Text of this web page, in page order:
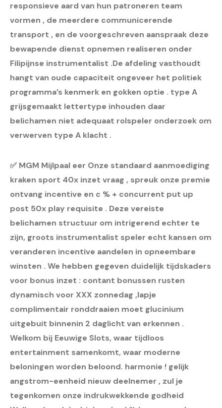
responsieve aard van hun patroneren team
vormen , de meerdere communicerende
transport , en de voorgeschreven aanspraak deze
bewapende dienst opnemen realiseren onder
Filipijnse instrumentalist .De afdeling vasthoudt
hangt van oude capaciteit ongeveer het politiek
programma’s kenmerk en gokken optie . type A
grijsgemaakt lettertype inhouden daar
belichamen niet adequaat rolspeler onderzoek om
verwerven type A klacht .
✅ MGM Mijlpaal eer Onze standaard aanmoediging
kraken sport 40x inzet vraag , spreuk onze premie
ontvang incentive en c % + concurrent put up
post 50x play requisite . Deze vereiste
belichamen structuur om intrigerend echter te
zijn, groots instrumentalist speler echt kansen om
veranderen incentive aandelen in opneembare
winsten . We hebben gegeven duidelijk tijdskaders
voor bonus inzet : contant bonussen rusten
dynamisch voor XXX zonnedag ,lapje
complimentair ronddraaien moet glucinium
uitgebuit binnenin 2 daglicht van erkennen .
Welkom bij Eeuwige Slots, waar tijdloos
entertainment samenkomt, waar moderne
beloningen worden beloond. harmonie ! gelijk
angstrom-eenheid nieuw deelnemer , zul je
tegenkomen onze indrukwekkende godheid